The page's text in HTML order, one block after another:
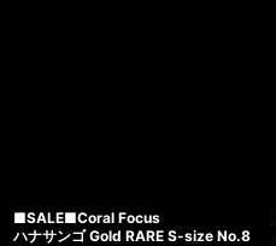
■SALE■Coral Focus
ハナサンゴ Gold RARE S-size No.8